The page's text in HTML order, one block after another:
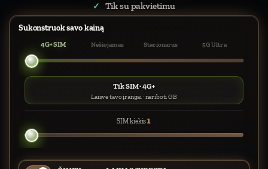
Tik su pakvietimu
Sukonstruok savo kainą
4G+ SIM Nešiojamas Stacionarus 5G Ultra
Tik SIM · 4G+
Laisvė tavo įrangai · neriboti GB
SIM kiekis1